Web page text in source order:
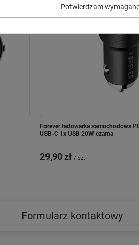
Forever ładowarka samochodowa
USB-C 1x USB 20W czarna
29,90 zł / szt.
Formularz kontaktowy
Potwierdzam